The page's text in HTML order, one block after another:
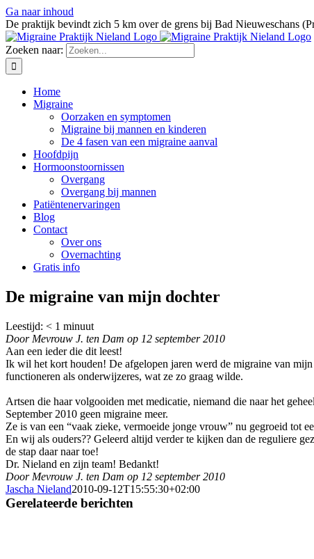
Ga naar inhoud
De praktijk bevindt zich 5 km over de grens bij Bad Nieuweschans
Zoeken naar:
Home
Migraine
Oorzaken en symptomen
Migraine bij mannen en kinderen
De 4 fasen van een migraine aanval
Hoofdpijn
Hormoonstoornissen
Overgang
Overgang bij mannen
Patiëntenervaringen
Blog
Contact
Over ons
Overnachting
Gratis info
De migraine van mijn dochter
Leestijd: < 1 minuut
Door Mevrouw J. ten Dam op 12 september 2010
Aan een ieder die dit leest!
Ik wil het kort houden! De afgelopen jaren werd de migraine van
functioneren als onderwijzeres, wat ze zo graag wilde.
Artsen die haar volgooiden met medicatie, niemand die naar het
September 2010 geen migraine meer.
Ze is van een “vaak zieke, vermoeide jonge vrouw” nu gegroeid tot
En wij als ouders?? Geleerd altijd verder te kijken dan de reguliere
de stap daar naar toe!
Dr. Nieland en zijn team! Bedankt!
Door Mevrouw J. ten Dam op 12 september 2010
Jascha Nieland2010-09-12T15:55:30+02:00
Gerelateerde berichten